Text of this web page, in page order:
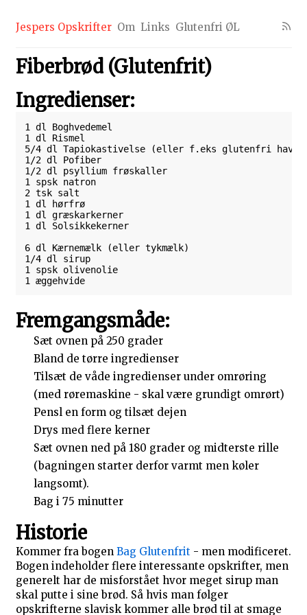
Jespers Opskrifter Om Links Glutenfri ØL
Fiberbrød (Glutenfrit)
Ingredienser:
1 dl Boghvedemel
1 dl Rismel
5/4 dl Tapiokastivelse (eller f.eks glutenfri
1/2 dl Pofiber
1/2 dl psyllium frøskaller
1 spsk natron
2 tsk salt
1 dl hørfrø
1 dl græskarkerner
1 dl Solsikkekerner
6 dl Kærnemælk (eller tykmælk)
1/4 dl sirup
1 spsk olivenolie
1 æggehvide
Fremgangsmåde:
Sæt ovnen på 250 grader
Bland de tørre ingredienser
Tilsæt de våde ingredienser under omrøring
(med røremaskine - skal være grundigt omrørt)
Pensl en form og tilsæt dejen
Drys med flere kerner
Sæt ovnen ned på 180 grader og midterste rille
(bagningen starter derfor varmt men køler
langsomt).
Bag i 75 minutter
Historie
Kommer fra bogen Bag Glutenfrit - men modificeret.
Bogen indeholder flere interessante opskrifter, men
generelt har de misforstået hvor meget sirup man
skal putte i sine brød. Så hvis man følger
opskrifterne slavisk kommer alle brød til at smage